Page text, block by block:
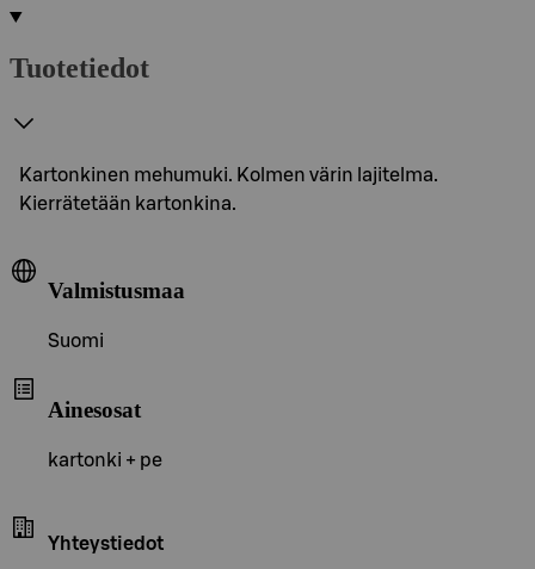
Tuotetiedot
Kartonkinen mehumuki. Kolmen värin lajitelma.
Kierrätetään kartonkina.
Valmistusmaa
Suomi
Ainesosat
kartonki + pe
Yhteystiedot